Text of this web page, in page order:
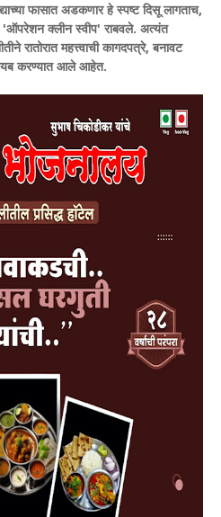
फासात अडकणार हे स्पष्ट दिसू लागताच,
'ऑपरेशन क्लीन स्वीप' राबवले. अत्यंत
रातोरात महत्त्वाची कागदपत्रे, बनावट
करण्यात आले आहेत.